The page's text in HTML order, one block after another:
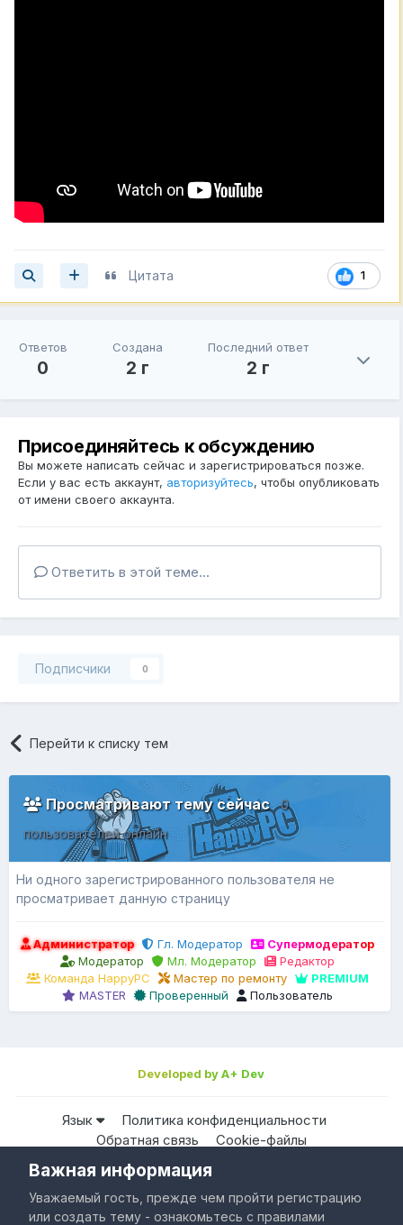
1
Цитата
Ответов
0
Создана
2 г
Последний ответ
2 г
Присоединяйтесь к обсуждению
Вы можете написать сейчас и зарегистрироваться позже.
Если у вас есть аккаунт, авторизуйтесь, чтобы опубликовать
от имени своего аккаунта.
Ответить в этой теме...
Подписчики 0
Перейти к списку тем
Просматривают тему сейчас0
пользователей онлайн
Ни одного зарегистрированного пользователя не
просматривает данную страницу
Администратор Гл. Модератор
Супермодератор
Модератор
Мл. Модератор
Редактор
Команда HappyPC
Мастер по ремонту
PREMIUM
MASTER
Проверенный Пользователь
Developed by A+ Dev
Язык
Политика конфиденциальности
Обратная связь
Cookie-файлы
Powered by Invision Community
Важная информация
Уважаемый гость, прежде чем пройти регистрацию
или создать тему - ознакомьтесь с правилами